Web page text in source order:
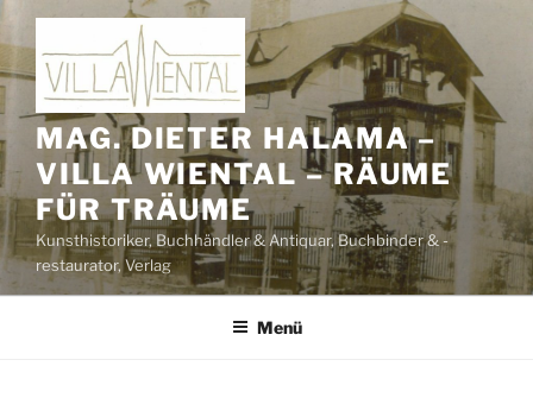
Zum
Inhalt
springen
MAG. DIETER HALAMA –
VILLA WIENTAL – RÄUME
FÜR TRÄUME
Kunsthistoriker, Buchhändler & Antiquar, Buchbinder & -
restaurator, Verlag
Menü